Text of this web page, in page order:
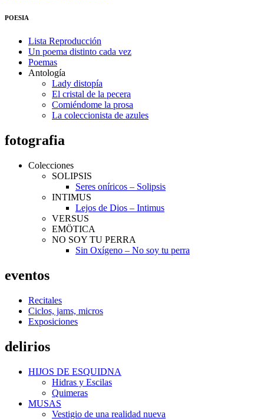
POESIA
Lista Reproducción
Un poema distinto cada vez
Poemas
Antología
Lady distopía
El cristal de la pecera
Comiéndome la prosa
La coleccionista de azules
fotografia
Colecciones
SOLIPSIS
Seres oníricos – Solipsis
INTIMUS
Lejos de Dios – Intimus
VERSUS
EMÖTICA
NO SOY TU PERRA
Sin Oxígeno – No soy tu perra
eventos
Recitales
Ciclos, jams, micros
Exposiciones
delirios
HIJOS DE ESQUIDNA
Hidras y Escilas
Quimeras
MUSAS
Vestigio de una realidad nueva